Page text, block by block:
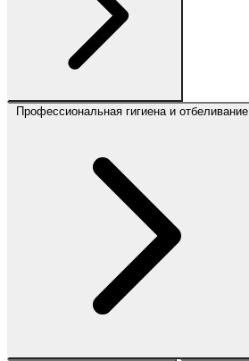
Профессиональная гигиена и отбеливание